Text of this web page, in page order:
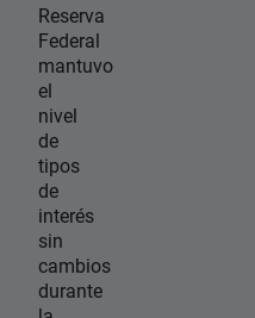
Reserva
Federal
mantuvo
el
nivel
de
tipos
de
interés
sin
cambios
durante